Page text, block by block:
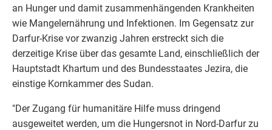
an Hunger und damit zusammenhängenden Krankheiten
wie Mangelernährung und Infektionen. Im Gegensatz zur
Darfur-Krise vor zwanzig Jahren erstreckt sich die
derzeitige Krise über das gesamte Land, einschließlich der
Hauptstadt Khartum und des Bundesstaates Jezira, die
einstige Kornkammer des Sudan.
"Der Zugang für humanitäre Hilfe muss dringend
ausgeweitet werden, um die Hungersnot in Nord-Darfur zu